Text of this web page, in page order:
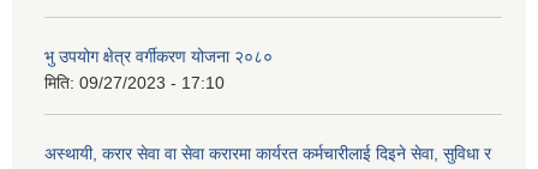
भु उपयोग क्षेत्र वर्गीकरण योजना २०८०
मिति: 09/27/2023 - 17:10
अस्थायी, करार सेवा वा सेवा करारमा कार्यरत कर्मचारीलाई दिइने सेवा, सुविधा र